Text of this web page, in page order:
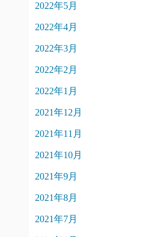
2022年5月
2022年4月
2022年3月
2022年2月
2022年1月
2021年12月
2021年11月
2021年10月
2021年9月
2021年8月
2021年7月